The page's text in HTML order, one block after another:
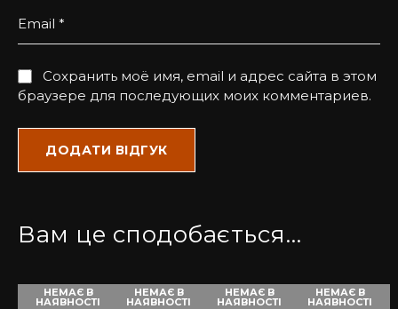
Email *
Сохранить моё имя, email и адрес сайта в этом
браузере для последующих моих комментариев.
Вам це сподобається…
НЕМАЄ В
НАЯВНОСТІ
НЕМАЄ В
НАЯВНОСТІ
НЕМАЄ В
НАЯВНОСТІ
НЕМАЄ В
НАЯВНОСТІ